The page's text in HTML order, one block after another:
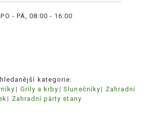
PO - PÁ, 08:00 - 16:00
kategorie:
Grily a krby Slunečníky
Zahradní
Zahradní párty stany